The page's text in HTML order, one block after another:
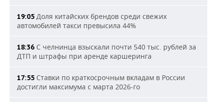
19:05 Доля китайских брендов среди свежих
автомобилей такси превысила 44%
18:36 С челнинца взыскали почти 540 тыс. рублей за
ДТП и штрафы при аренде каршеринга
17:55 Ставки по краткосрочным вкладам в России
достигли максимума с марта 2026-го